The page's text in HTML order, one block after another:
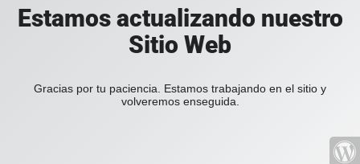
Estamos actualizando nuestro
Sitio Web
Gracias por tu paciencia. Estamos trabajando en el sitio y
volveremos enseguida.